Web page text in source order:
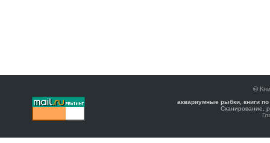
©
аквариумные рыбки, книги
Сканирование,